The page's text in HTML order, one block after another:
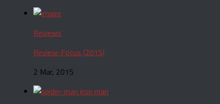
Reviews
Review: Focus (2015)
2 Mar, 2015